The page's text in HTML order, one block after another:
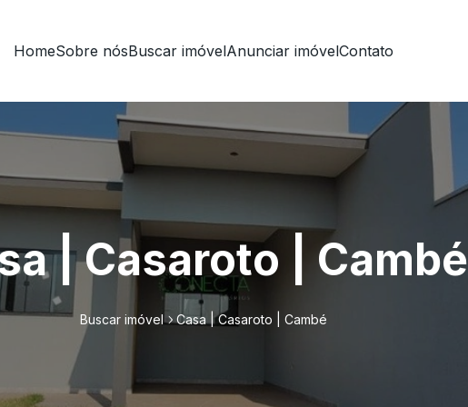
HomeSobre nósBuscar imóvelAnunciar imóvelContato
| Casaroto | Cambé
Buscar imóvel Casa | Casaroto | Cambé